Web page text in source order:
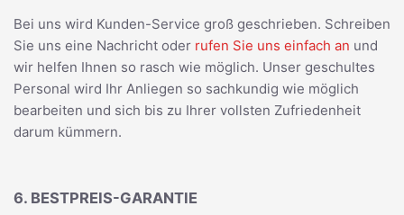
Bei uns wird Kunden-Service groß geschrieben. Schreiben
Sie uns eine Nachricht oder rufen Sie uns einfach an und
wir helfen Ihnen so rasch wie möglich. Unser geschultes
Personal wird Ihr Anliegen so sachkundig wie möglich
bearbeiten und sich bis zu Ihrer vollsten Zufriedenheit
darum kümmern.
6. BESTPREIS-GARANTIE